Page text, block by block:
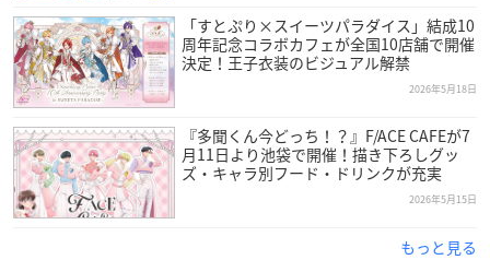
「すとぷり×スイーツパラダイス」結成10
周年記念コラボカフェが全国10店舗で開催
決定！王子衣装のビジュアル解禁
2026年5月18日
『多聞くん今どっち！？』F/ACE CAFEが7
月11日より池袋で開催！描き下ろしグッ
ズ・キャラ別フード・ドリンクが充実
2026年5月15日
もっと見る